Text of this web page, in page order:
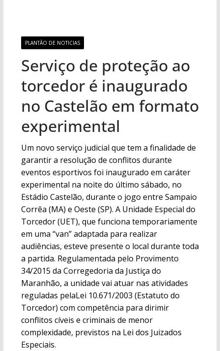
PLANTÃO DE NOTICIAS
Serviço de proteção ao
torcedor é inaugurado
no Castelão em formato
experimental
Um novo serviço judicial que tem a finalidade de
garantir a resolução de conflitos durante
eventos esportivos foi inaugurado em caráter
experimental na noite do último sábado, no
Estádio Castelão, durante o jogo entre Sampaio
Corrêa (MA) e Oeste (SP). A Unidade Especial do
Torcedor (UET), que funciona temporariamente
em uma “van” adaptada para realizar
audiências, esteve presente o local durante toda
a partida. Regulamentada pelo Provimento
34/2015 da Corregedoria da Justiça do
Maranhão, a unidade vai atuar nas atividades
reguladas pelaLei 10.671/2003 (Estatuto do
Torcedor) com competência para dirimir
conflitos cíveis e criminais de menor
complexidade, previstos na Lei dos Juizados
Especiais.